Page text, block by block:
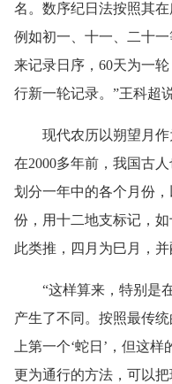
名。数序纪日法按照其
例如初一、十一、二十
来记录日序，60天为一
行新一轮记录。”王科超说
现代农历以朔望月作
在2000多年前，我国古
划分一年中的各个月份
份，用十二地支标记，
此类推，四月为巳月，并
“这样算来，特别是在
产生了不同。按照最传
上第一个‘蛇日’，但这
更为通行的方法，可以